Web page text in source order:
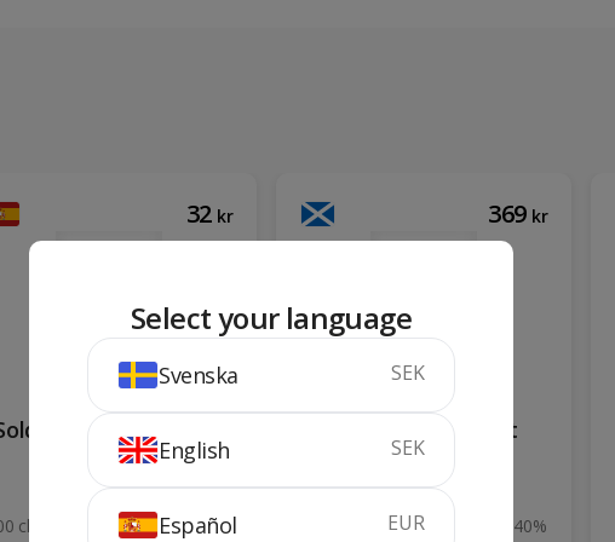
32 kr
Negre 1 lit
cl 12%
369 kr
Bowmore Surf 1 lit
40%
Select your language
Svenska SEK
English SEK
Español EUR